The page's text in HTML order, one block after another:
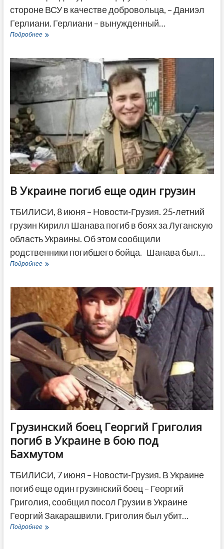
стороне ВСУ в качестве добровольца, – Даниэл
Герлиани. Герлиани – вынужденный…
ПодробнееЕще
погиб
в
Украине
В Украине погиб еще один грузин
ТБИЛИСИ, 8 июня – Новости-Грузия. 25-летний
грузин Кирилл Шанава погиб в боях за Луганскую
область Украины. Об этом сообщили
родственники погибшего бойца. Шанава был…
ПодробнееВ
еще
один
грузин
Грузинский боец ​Георгий Григолия
погиб в Украине в бою под
Бахмутом
ТБИЛИСИ, 7 июня – Новости-Грузия. В Украине
погиб еще один грузинский боец – Георгий
Григолия, сообщил посол Грузии в Украине
Георгий Закарашвили. Григолия был убит…
ПодробнееГрузинский